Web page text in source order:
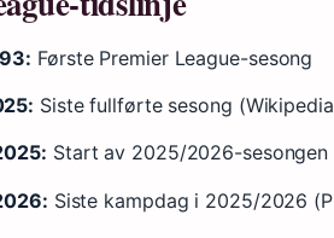
Første Premier League-sesong
Siste fullførte sesong
Start av 2025/2026-
Siste kampdag i 2025/2026